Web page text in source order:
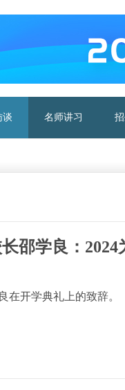
谈 名师讲习
邵学良：2024
在开学典礼上的致辞。